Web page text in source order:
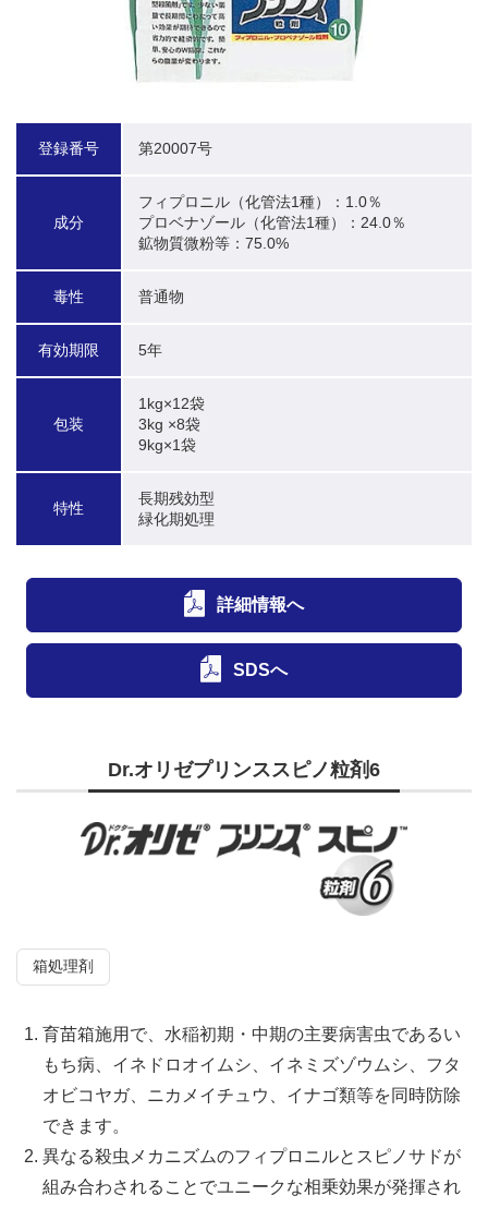
登録番号 第20007号
成分
フィプロニル（化管法1種）：1.0％
プロベナゾール（化管法1種）：24.0％
鉱物質微粉等：75.0%
毒性 普通物
有効期限 5年
包装
1kg×12袋
3kg ×8袋
9kg×1袋
特性
長期残効型
緑化期処理
詳細情報へ
SDSへ
Dr.オリゼプリンススピノ粒剤6
箱処理剤
育苗箱施用で、水稲初期・中期の主要病害虫であるい
もち病、イネドロオイムシ、イネミズゾウムシ、フタ
オビコヤガ、ニカメイチュウ、イナゴ類等を同時防除
できます。
異なる殺虫メカニズムのフィプロニルとスピノサドが
組み合わされることでユニークな相乗効果が発揮され